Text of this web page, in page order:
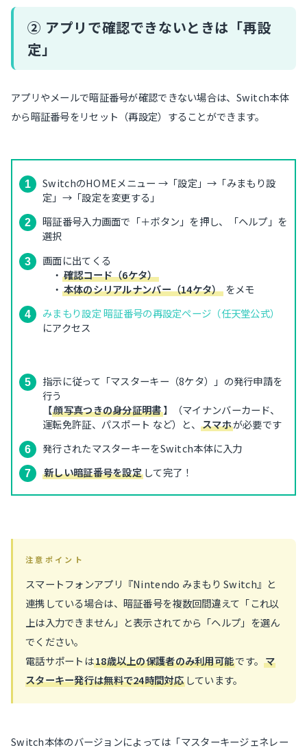
② アプリで確認できないときは「再設
定」
アプリやメールで暗証番号が確認できない場合は、Switch本体
から暗証番号をリセット（再設定）することができます。
SwitchのHOMEメニュー →「設定」→「みまもり設
定」→「設定を変更する」
暗証番号入力画面で「＋ボタン」を押し、「ヘルプ」を
選択
画面に出てくる
・ 確認コード（6ケタ）
・ 本体のシリアルナンバー（14ケタ）をメモ
みまもり設定 暗証番号の再設定ページ（任天堂公式）
にアクセス
指示に従って「マスターキー（8ケタ）」の発行申請を
行う
【顔写真つきの身分証明書】（マイナンバーカード、
運転免許証、パスポート など）と、 スマホが必要です
発行されたマスターキーをSwitch本体に入力
新しい暗証番号を設定して完了！
注意ポイント
スマートフォンアプリ『Nintendo みまもり Switch』と
連携している場合は、暗証番号を複数回間違えて「これ以
上は入力できません」と表示されてから「ヘルプ」を選ん
でください。
電話サポートは18歳以上の保護者のみ利用可能です。マ
スターキー発行は無料で24時間対応しています。
Switch本体のバージョンによっては「マスターキージェネレー